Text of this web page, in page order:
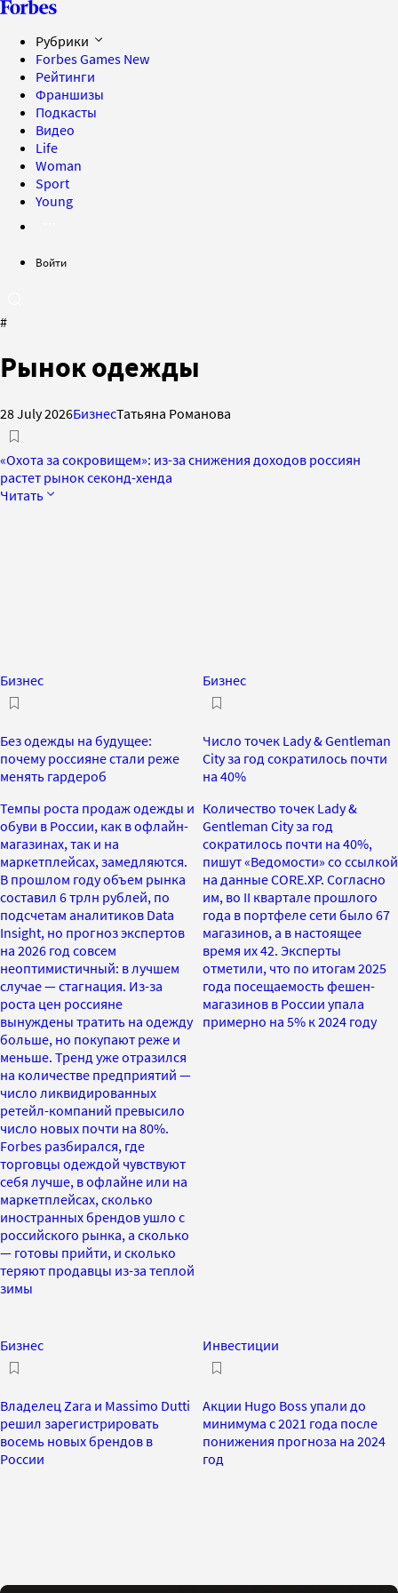
Рубрики
Forbes Games New
Рейтинги
Франшизы
Подкасты
Видео
Life
Woman
Sport
Young
Войти
#
Рынок одежды
28 July 2026БизнесТатьяна Романова
«Охота за сокровищем»: из-за снижения доходов россиян
растет рынок секонд-хенда
Читать
Бизнес
Без одежды на будущее:
почему россияне стали реже
менять гардероб
Темпы роста продаж одежды и
обуви в России, как в офлайн-
магазинах, так и на
маркетплейсах, замедляются.
В прошлом году объем рынка
составил 6 трлн рублей, по
подсчетам аналитиков Data
Insight, но прогноз экспертов
на 2026 год совсем
неоптимистичный: в лучшем
случае — стагнация. Из-за
роста цен россияне
вынуждены тратить на одежду
больше, но покупают реже и
меньше. Тренд уже отразился
на количестве предприятий —
число ликвидированных
ретейл-компаний превысило
число новых почти на 80%.
Forbes разбирался, где
торговцы одеждой чувствуют
себя лучше, в офлайне или на
маркетплейсах, сколько
иностранных брендов ушло с
российского рынка, а сколько
— готовы прийти, и сколько
теряют продавцы из-за теплой
зимы
Бизнес
Число точек Lady & Gentleman
City за год сократилось почти
на 40%
Количество точек Lady &
Gentleman City за год
сократилось почти на 40%,
пишут «Ведомости» со ссылкой
на данные CORE.XP. Согласно
им, во II квартале прошлого
года в портфеле сети было 67
магазинов, а в настоящее
время их 42. Эксперты
отметили, что по итогам 2025
года посещаемость фешен-
магазинов в России упала
примерно на 5% к 2024 году
Бизнес
Владелец Zara и Massimo Dutti
решил зарегистрировать
восемь новых брендов в
России
Инвестиции
Акции Hugo Boss упали до
минимума с 2021 года после
понижения прогноза на 2024
год